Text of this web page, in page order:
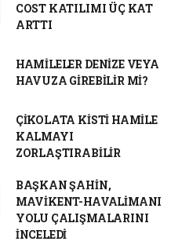
COST KATILIMI ÜÇ KAT
ARTTI
HAMİLELER DENİZE VEYA
HAVUZA GİREBİLİR Mİ?
ÇİKOLATA KİSTİ HAMİLE
KALMAYI
ZORLAŞTIRABİLİR
BAŞKAN ŞAHİN,
MAVİKENT-HAVALİMANI
YOLU ÇALIŞMALARINI
İNCELEDİ